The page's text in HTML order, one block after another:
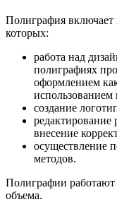
Полиграфия включает
которых:
работа над
полиграфиях
оформлением
создание
редактирование
внесение
осуществление
методов.
Полиграфии
объема.